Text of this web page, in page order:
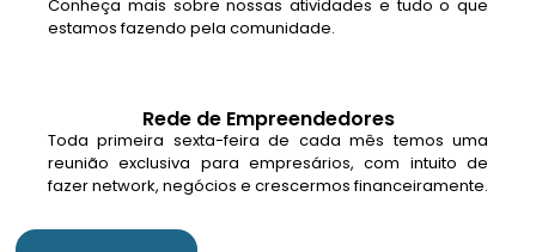
Conheça mais sobre nossas atividades e tudo o que
estamos fazendo pela comunidade.
Rede de Empreendedores
Toda primeira sexta-feira de cada mês temos uma
reunião exclusiva para empresários, com intuito de
fazer network, negócios e crescermos financeiramente.